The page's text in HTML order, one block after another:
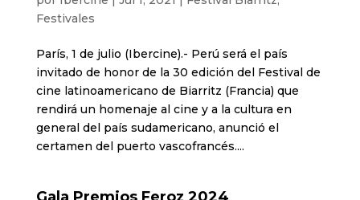
Festivales
París, 1 de julio (Ibercine).- Perú será el país
invitado de honor de la 30 edición del Festival de
cine latinoamericano de Biarritz (Francia) que
rendirá un homenaje al cine y a la cultura en
general del país sudamericano, anunció el
certamen del puerto vascofrancés....